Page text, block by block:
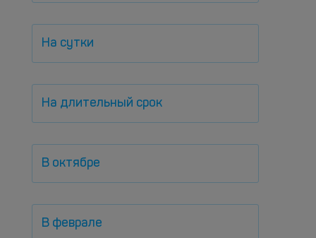
На сутки
На длительный срок
В октябре
В феврале